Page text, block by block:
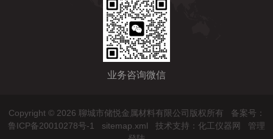
业务咨询微信
Copyright © 2026 聊城市储悦金属材料有限公司版权所有 备案号：
鲁ICP备20010278号-1
sitemap.xml 技术支持： 化工仪器网
管理